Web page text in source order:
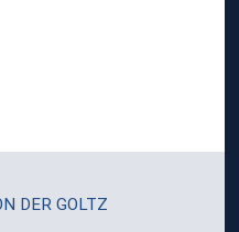
DER GOLTZ